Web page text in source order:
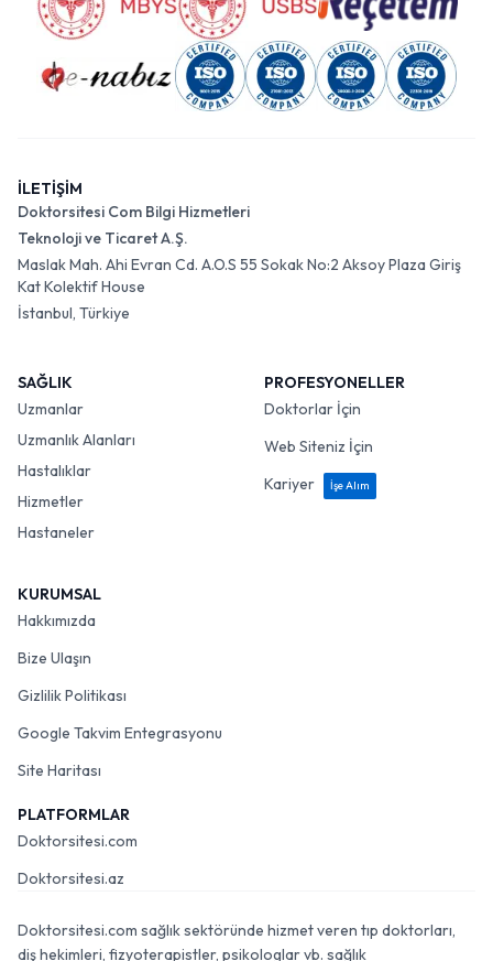
İLETİŞİM
Doktorsitesi Com Bilgi Hizmetleri
Teknoloji ve Ticaret A.Ş.
Maslak Mah. Ahi Evran Cd. A.O.S 55 Sokak No:2 Aksoy Plaza Giriş
Kat Kolektif House
İstanbul, Türkiye
SAĞLIK
Uzmanlar
Uzmanlık Alanları
Hastalıklar
Hizmetler
Hastaneler
PROFESYONELLER
Doktorlar İçin
Web Siteniz İçin
Kariyer
İşe Alım
KURUMSAL
Hakkımızda
Bize Ulaşın
Gizlilik Politikası
Google Takvim Entegrasyonu
Site Haritası
PLATFORMLAR
Doktorsitesi.com
Doktorsitesi.az
Doktorsitesi.com sağlık sektöründe hizmet veren tıp doktorları,
diş hekimleri, fizyoterapistler, psikologlar vb. sağlık